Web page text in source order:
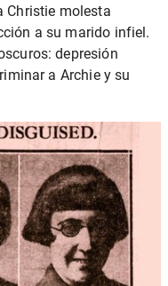
Christie molesta
a su marido infiel.
depresión
a Archie y su